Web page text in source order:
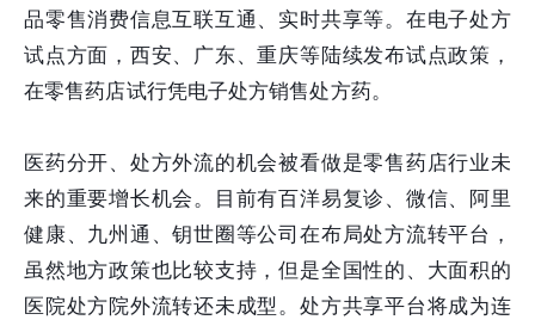
品零售消费信息互联互通、实时共享等。在电子处方
试点方面，西安、广东、重庆等陆续发布试点政策，
在零售药店试行凭电子处方销售处方药。
医药分开、处方外流的机会被看做是零售药店行业未
来的重要增长机会。目前有百洋易复诊、微信、阿里
健康、九州通、钥世圈等公司在布局处方流转平台，
虽然地方政策也比较支持，但是全国性的、大面积的
医院处方院外流转还未成型。处方共享平台将成为连